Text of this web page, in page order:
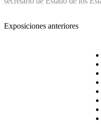
Exposiciones anteriores